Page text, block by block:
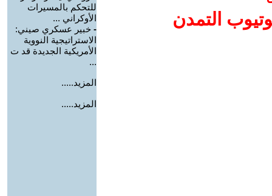
التمدن
للتحكم بالمسيرات
الأوكراني ...
- خبير عسكري صيني:
الاستراتيجية النووية
الأمريكية الجديدة قد ت
...
المزيد.....
المزيد.....